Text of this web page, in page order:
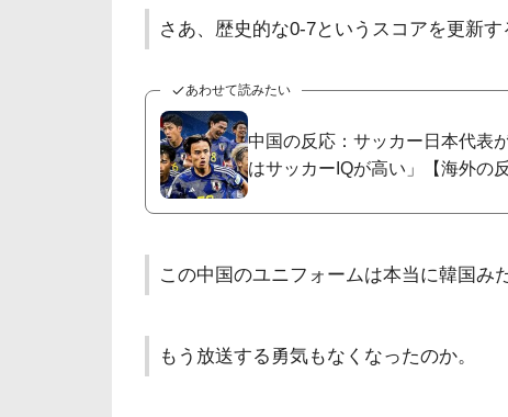
さあ、歴史的な0-7というスコアを更新す
あわせて読みたい
中国の反応：サッカー日本代表
はサッカーIQが高い」【海外の反
この中国のユニフォームは本当に韓国み
もう放送する勇気もなくなったのか。